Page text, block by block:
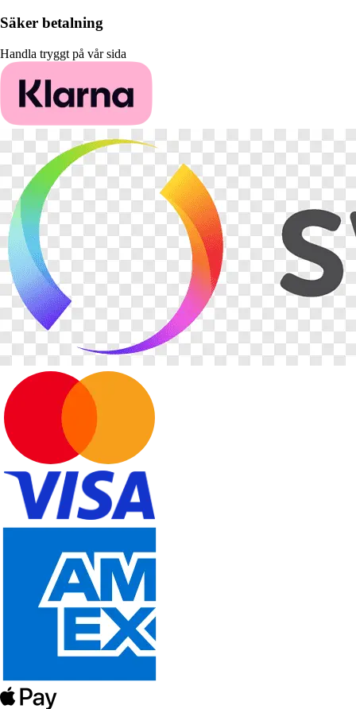
Säker betalning
Handla tryggt på vår sida